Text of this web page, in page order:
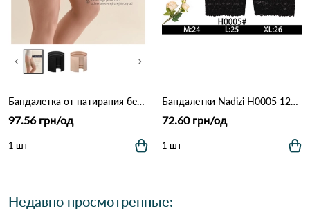
Бандалетка от натирания бедер 8009 Черный
97.56 грн/од
1 шт
Бандалетки Nadizi H0005 12б Различные цвета
72.60 грн/од
1 шт
Недавно просмотренные: